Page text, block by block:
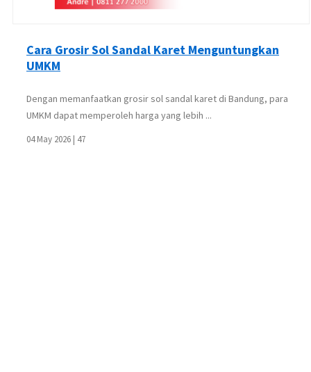
Cara Grosir Sol Sandal Karet Menguntungkan
UMKM
Dengan memanfaatkan grosir sol sandal karet di Bandung, para
UMKM dapat memperoleh harga yang lebih ...
04 May 2026 | 47